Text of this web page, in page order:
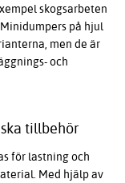
skogsarbeten
på hjul
men de är
och
tillbehör
för lastning och
Med hjälp av